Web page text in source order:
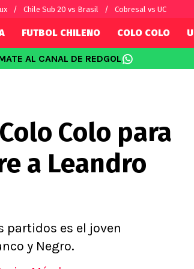
Chile Sub 20 vs Brasil Cobresal vs UC
Fútbol Argentino
Fútbol Brasileño
Conference
Ligue 1
Premier
Serie A
FUTBOL CHILENO COLO COLO
AL CANAL DE REDGOL
Colo para
a Leandro
partidos es el joven
y Negro.